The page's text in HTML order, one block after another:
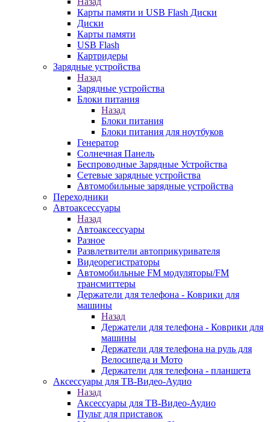
Карты памяти и USB Flash Диски
Диски
Карты памяти
USB Flash
Картридеры
Зарядные устройства
Назад
Зарядные устройства
Блоки питания
Назад
Блоки питания
Блоки питания для ноутбуков
Генератор
Солнечная Панель
Беспроводные Зарядные Устройства
Сетевые зарядные устройства
Автомобильные зарядные устройства
Переходники
Автоаксессуары
Назад
Автоаксессуары
Разное
Развлетвители автоприкуривателя
Видеорегистраторы
Автомобильные FM модуляторы/FM
трансмиттеры
Держатели для телефона - Коврики для
машины
Назад
Держатели для телефона - Коврики для
машины
Держатели для телефона на руль для
Велосипеда и Мото
Держатели для телефона - планшета
Аксессуары для ТВ-Видео-Аудио
Назад
Аксессуары для ТВ-Видео-Аудио
Пульт для приставок